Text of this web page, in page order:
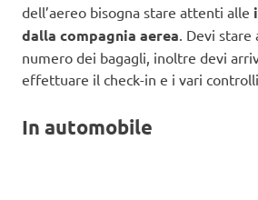
dell’aereo bisogna stare attenti alle
dalla compagnia aerea . Devi
numero dei bagagli, inoltre devi
effettuare il check-in e i vari controlli
In automobile